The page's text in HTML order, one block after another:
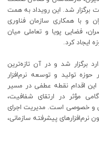
برگزار شد. این رویداد به همت
و با همکاری سازمان فناوری
فضایی پویا و تعاملی میان
ایجاد کرد.
برگزار شد و در آن تازه‌ترین
تولید و توسعه نرم‌افزار
این اقدام نقطه عطفی در مسیر
مؤثر در ارتقای شفافیت،
و خصوصی است. مدیریت اجرای
پیشرفته سازمانی،